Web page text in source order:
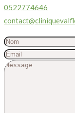
0522774646